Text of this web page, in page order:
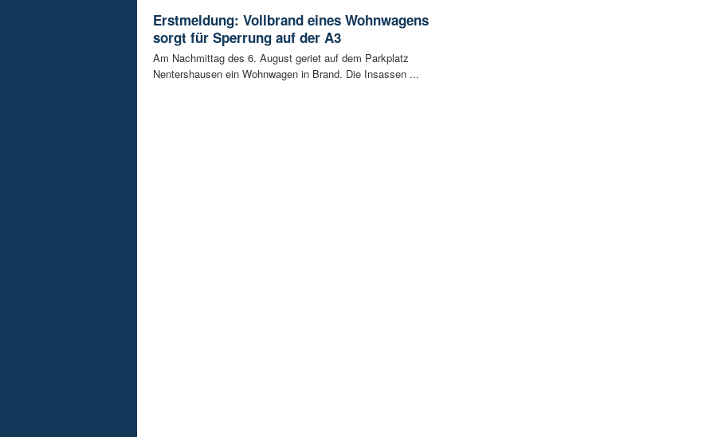
Erstmeldung: Vollbrand eines Wohnwagens
sorgt für Sperrung auf der A3
Am Nachmittag des 6. August geriet auf dem Parkplatz
Nentershausen ein Wohnwagen in Brand. Die Insassen ...